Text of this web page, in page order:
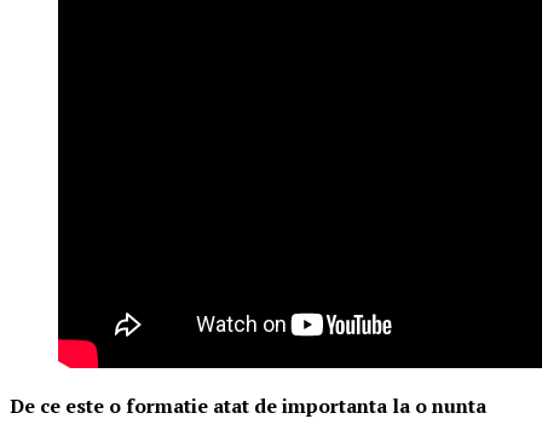
De ce este o formatie atat de importanta la o nunta